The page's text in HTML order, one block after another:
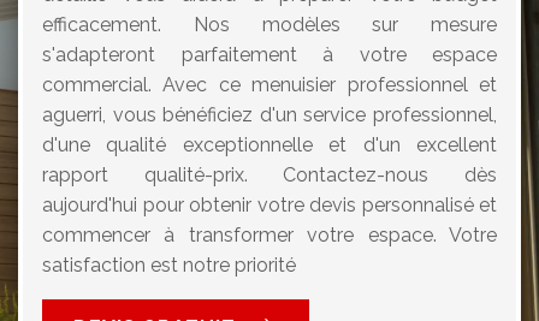
efficacement. Nos modèles sur mesure
s'adapteront parfaitement à votre espace
commercial. Avec ce menuisier professionnel et
aguerri, vous bénéficiez d'un service professionnel,
d'une qualité exceptionnelle et d'un excellent
rapport qualité-prix. Contactez-nous dès
aujourd'hui pour obtenir votre devis personnalisé et
commencer à transformer votre espace. Votre
satisfaction est notre priorité